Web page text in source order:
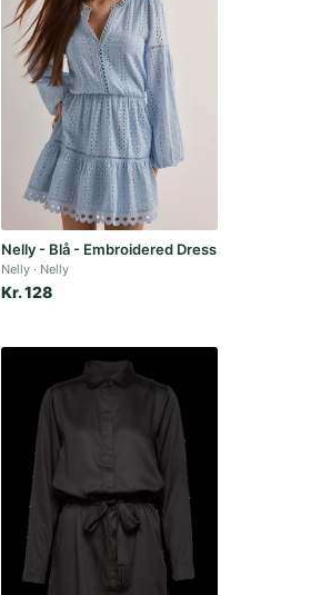
Nelly - Blå - Embroidered Dress
Nelly Nelly
Kr. 128